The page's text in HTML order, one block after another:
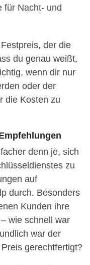
für Nacht- und
der die
du genau weißt,
wenn dir nur
oder der
die Kosten zu
denn je, sich
zu
auf
durch. Besonders
Kunden ihre
wie schnell war
war der
gerechtfertigt?